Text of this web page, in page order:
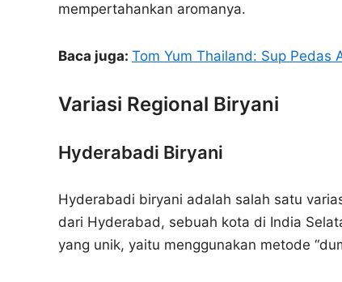
mempertahankan aromanya.
Baca juga: Tom Yum Thailand: Sup Pedas
Variasi Regional Biryani
Hyderabadi Biryani
Hyderabadi biryani adalah salah satu
dari Hyderabad, sebuah kota di India
yang unik, yaitu menggunakan metode